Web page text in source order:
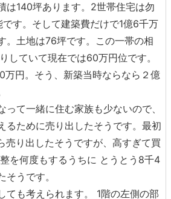
は140坪あります。2世帯住宅は勿
す。そして建築費だけで1億6千万
。土地は76坪です。この一帯の相
していて現在では60万円位です。
円。そう、新築当時ならなら２億
って一緒に住む家族も少ないので、
るために売り出したそうです。最初
売り出したそうですが、高すぎて買
を何度もするうちに とうとう8千4
うです。
ても考えられます。 1階の左側の部